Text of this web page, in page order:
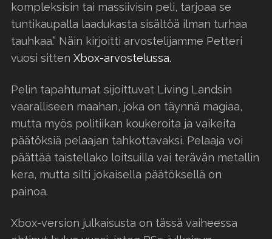
kompleksisin tai massiivisin peli, tarjoaa se
tuntikaupalla laadukasta sisältöä ilman turhaa
tauhkaa.” Näin kirjoitti arvostelijamme Petteri
vuosi sitten Xbox-arvostelussa.
Pelin tapahtumat sijoittuvat Living Landsin
vaaralliseen maahan, joka on täynnä magiaa,
mutta myös politiikan koukeroita ja vaikeita
päätöksiä pelaajan tahkottavaksi. Pelaaja voi
päättää taistellako loitsuilla vai terävän metallin
kera, mutta silti jokaisella päätöksellä on
painoa.
Xbox-version julkaisusta on tässä vaiheessa